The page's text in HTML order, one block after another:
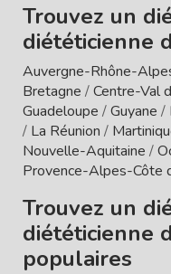
Trouvez un
diététicienne
Auvergne-Rhône-
Bretagne /Centre-Val
Guadeloupe /Guyane /
/ La Réunion /
Nouvelle-Aquitaine /
Provence-Alpes-Côte
Trouvez un
diététicienne
populaires